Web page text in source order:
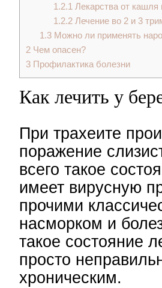
1.2.1 Лекарства от кашля
1.2.2Лечение во 2 и 3
1.3Можно ли применять
2 Чем опасен?
3 Профилактика болезни
Как лечить у
При трахеите
поражение
всего такое
имеет вирусную
прочими
насморком и
такое состояние
просто
хроническим.